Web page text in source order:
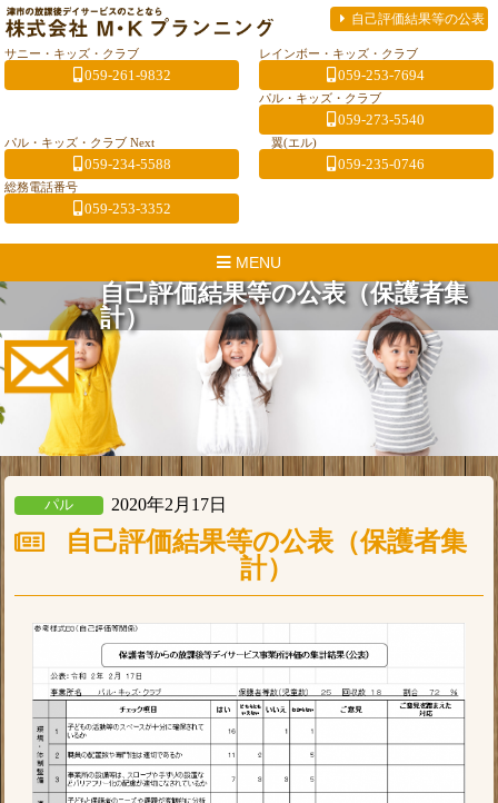
自己評価結果等の公表
サニー・キッズ・クラブ
059-261-9832
レインボー・キッズ・クラブ
059-253-7694
パル・キッズ・クラブ
059-273-5540
パル・キッズ・クラブ Next
059-234-5588
翼(エル)
059-235-0746
総務電話番号
059-253-3352
MENU
自己評価結果等の公表（保護者集
計）
パル 2020年2月17日
自己評価結果等の公表（保護者集
計）